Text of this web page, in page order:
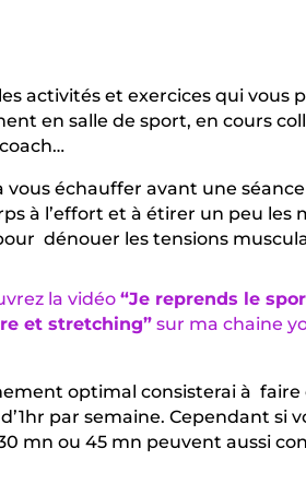
activités et exercices qui vous
en salle de sport, en cours
vous échauffer avant une
à l’effort et à étirer un peu les
dénouer les tensions
la vidéo“Je reprends le
et stretching” sur ma chaine
optimal consisterai à faire
par semaine.Cependant si
mn ou 45 mn peuvent aussi